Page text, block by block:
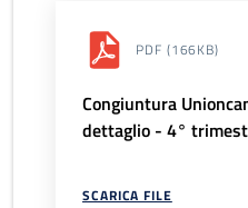
PDF (166KB)
Congiuntura
dettaglio - 4°
SCARICA FILE